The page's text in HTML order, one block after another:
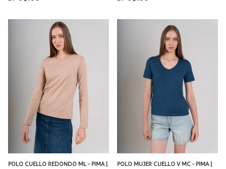
POLO CUELLO REDONDO ML - PIMA |
POLO MUJER CUELLO V MC - PIMA |